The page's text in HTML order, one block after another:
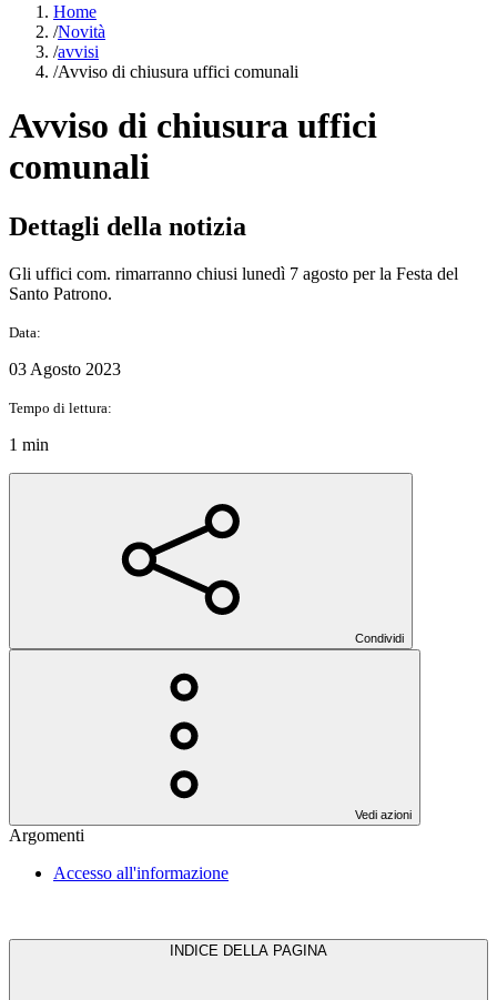
Home
/Novità
/avvisi
/Avviso di chiusura uffici comunali
Avviso di chiusura uffici
comunali
Dettagli della notizia
Gli uffici com. rimarranno chiusi lunedì 7 agosto per la Festa del
Santo Patrono.
Data:
03 Agosto 2023
Tempo di lettura:
1 min
Condividi
Vedi azioni
Argomenti
Accesso all'informazione
INDICE DELLA PAGINA